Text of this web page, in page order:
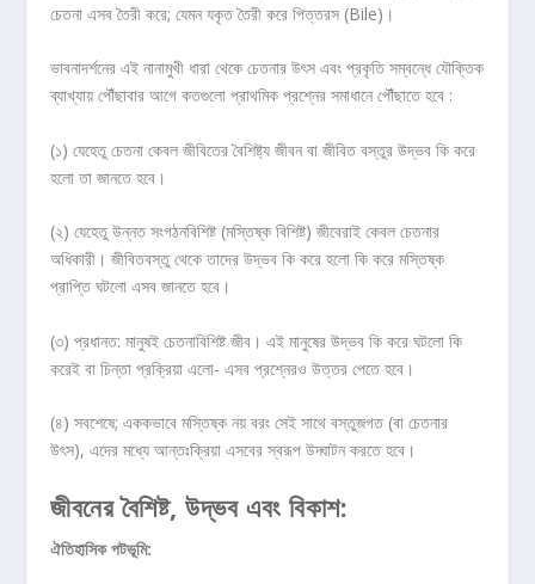
চেতনা এসব তৈরী করে; যেমন যকৃত তৈরী করে পিত্তরস (Bile)।
ভাবনাদর্শনের এই নানামুখী ধারা থেকে চেতনার উৎস এবং প্রকৃতি সম্বন্ধে যৌক্তিক
ব্যাখ্যায় পৌঁছাবার আগে কতগুলো প্রাথমিক প্রশ্নের সমাধানে পৌঁছাতে হবে :
(১) যেহেতু চেতনা কেবল জীবিতের বৈশিষ্ট্য জীবন বা জীবিত বস্তুর উদ্ভব কি করে
হলো তা জানতে হবে।
(২) যেহেতু উন্নত সংগঠনবিশিষ্ট (মস্তিষ্ক বিশিষ্ট) জীবেরাই কেবল চেতনার
অধিকারী। জীবিতবস্তু থেকে তাদের উদ্ভব কি করে হলো কি করে মস্তিষ্ক
প্রাপ্তি ঘটলো এসব জানতে হবে।
(৩) প্রধানত: মানুষই চেতনাবিশিষ্ট জীব। এই মানুষের উদ্ভব কি করে ঘটলো কি
করেই বা চিন্তা প্রক্রিয়া এলো- এসব প্রশ্নেরও উত্তর পেতে হবে।
(৪) সবশেষে; এককভাবে মস্তিষ্ক নয় বরং সেই সাথে বস্তুজগত (বা চেতনার
উৎস), এদের মধ্যে আন্তঃক্রিয়া এসবের স্বরূপ উদ্ঘাটন করতে হবে।
জীবনের বৈশিষ্ট,উদ্ভব এবং বিকাশ:
ঐতিহাসিকপটভূমি: